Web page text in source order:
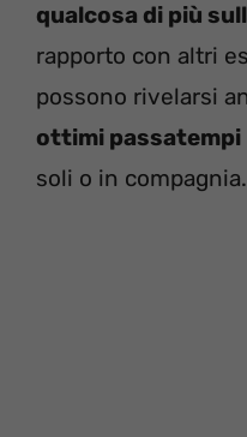
qualcosa di più
rapporto con altri
possono rivelarsi
ottimi passatempi
soli o in compagnia.